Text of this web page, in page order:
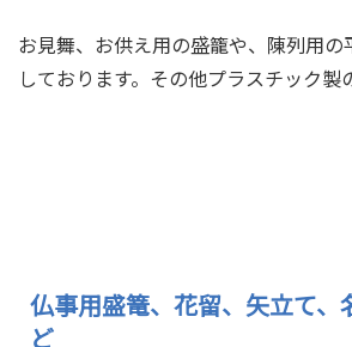
お見舞、お供え用の盛籠や、陳列用
しております。その他プラスチック製
仏事用盛篭、花留、矢立て、
ど